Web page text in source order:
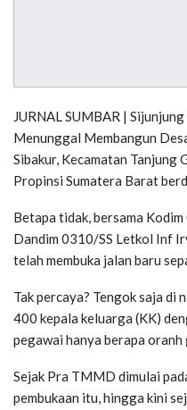
JURNAL SUMBAR |
Menunggal Membangun
Sibakur, Kecamatan Tanjung
Propinsi Sumatera Barat
Betapa tidak, bersama
Dandim 0310/SS Letkol Inf
telah membuka jalan baru
Tak percaya? Tengok saja di
400 kepala keluarga (KK)
pegawai hanya berapa oranh
Sejak Pra TMMD dimulai
pembukaan itu, hingga kini